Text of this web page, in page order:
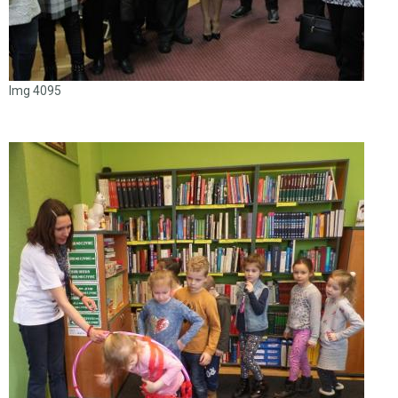
Img 4095